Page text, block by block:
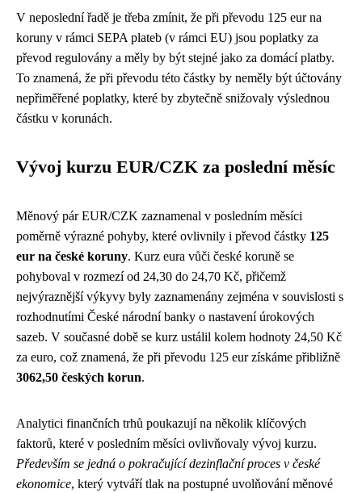
V neposlední řadě je třeba zmínit, že při převodu 125 eur na
koruny v rámci SEPA plateb (v rámci EU) jsou poplatky za
převod regulovány a měly by být stejné jako za domácí platby.
To znamená, že při převodu této částky by neměly být účtovány
nepřiměřené poplatky, které by zbytečně snižovaly výslednou
částku v korunách.
Vývoj kurzu EUR/CZK za poslední měsíc
Měnový pár EUR/CZK zaznamenal v posledním měsíci
poměrně výrazné pohyby, které ovlivnily i převod částky 125
eur na české koruny. Kurz eura vůči české koruně se
pohyboval v rozmezí od 24,30 do 24,70 Kč, přičemž
nejvýraznější výkyvy byly zaznamenány zejména v souvislosti s
rozhodnutími České národní banky o nastavení úrokových
sazeb. V současné době se kurz ustálil kolem hodnoty 24,50 Kč
za euro, což znamená, že při převodu 125 eur získáme přibližně
3062,50 českých korun.
Analytici finančních trhů poukazují na několik klíčových
faktorů, které v posledním měsíci ovlivňovaly vývoj kurzu.
Především se jedná o pokračující dezinflační proces v české
ekonomice, který vytváří tlak na postupné uvolňování měnové